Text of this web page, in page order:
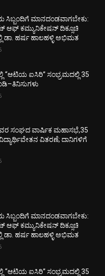
ಸಿಬ್ಬಂದಿಗೆ ಮಾನದಂಡವಾಗಬೇಕು:
ಆಫ್ ಕಮ್ಯುನಿಕೇಷನ್ ದಿಕ್ಸೂಚಿ
ಡಾ. ಹರ್ಷ ಹಾಲಹಳ್ಳಿ ಅಭಿಮತ
“ಆಟಿಯ ಐಸಿರಿ’’ ಸಂಭ್ರಮದಲ್ಲಿ 35
ಸಂಘದ ವಾರ್ಷಿಕ ಮಹಾಸಭೆ,35
ವಿತರಣೆ; ದಾನಿಗಳಿಗೆ
ಸಿಬ್ಬಂದಿಗೆ ಮಾನದಂಡವಾಗಬೇಕು:
ಆಫ್ ಕಮ್ಯುನಿಕೇಷನ್ ದಿಕ್ಸೂಚಿ
ಡಾ. ಹರ್ಷ ಹಾಲಹಳ್ಳಿ ಅಭಿಮತ
“ಆಟಿಯ ಐಸಿರಿ’’ ಸಂಭ್ರಮದಲ್ಲಿ 35